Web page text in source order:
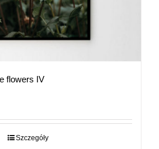
flowers IV
zł
Szczegóły